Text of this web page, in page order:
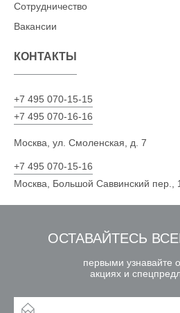
Сотрудничество
Вакансии
КОНТАКТЫ
+7 495 070-15-15
+7 495 070-16-16
Москва, ул. Смоленская, д. 7
+7 495 070-15-16
Москва, Большой Саввинский пер.,
ОСТАВАЙТЕСЬ
первыми узнавайте
акциях и